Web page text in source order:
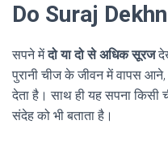
Do Suraj
सपने मेंदो या दो से अधिक सूरज
पुरानी चीज के जीवन में वापस
देता है। साथ ही यह सपना
संदेह को भी बताता है।